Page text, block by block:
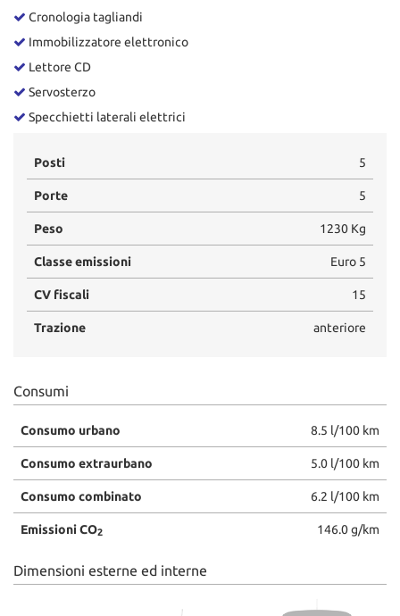
Cronologia tagliandi
Immobilizzatore elettronico
Lettore CD
Servosterzo
Specchietti laterali elettrici
Posti 5
Porte 5
Peso 1230 Kg
Classe emissioni Euro 5
CV fiscali 15
Trazione anteriore
Consumi
Consumo urbano 8.5 l/100 km
Consumo extraurbano 5.0 l/100 km
Consumo combinato 6.2 l/100 km
Emissioni CO2 146.0 g/km
Dimensioni esterne ed interne
Cookie analitici
Cookie di marketing
cookie
policy
Salva
le
impostazioni